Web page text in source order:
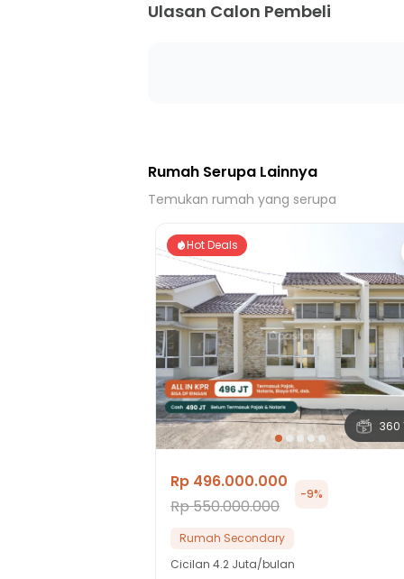
Ulasan Calon Pembeli
Rumah Serupa Lainnya
Temukan rumah yang serupa
360
Hot Deals
Rp 496.000.000
Rp 550.000.000
-9%
Rumah Secondary
Cicilan 4.2 Juta/bulan